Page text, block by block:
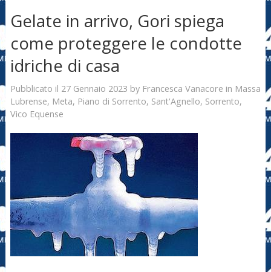
Gelate in arrivo, Gori spiega
come proteggere le condotte
idriche di casa
Pubblicato il 27 Gennaio 2023 by Francesca Vanacore in Massa
Lubrense, Meta, Piano di Sorrento, Sant'Agnello, Sorrento,
Vico Equense